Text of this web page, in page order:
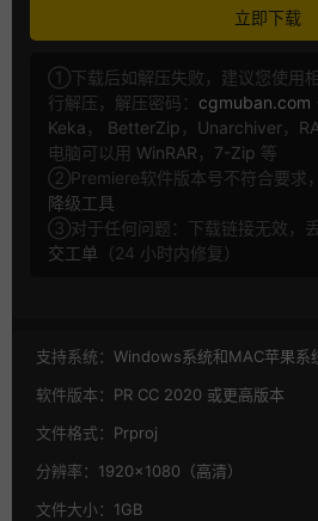
立即下载
①下载后如解压失败，建议您使用
行解压，解压密码： cgmuban.com
Keka ， BetterZip ， Unarchiver，
电脑可以用 WinRAR ， 7-Zip 等
②Premiere软件版本号不符合要求
降级工具
③对于任何问题：下载链接无效，
交工单 （24 小时内修复）
支持系统： Windows系统和MAC苹果系
软件版本： PR CC 2020 或更高版本
文件格式： Prproj
分辨率： 1920×1080（高清）
文件大小： 1GB